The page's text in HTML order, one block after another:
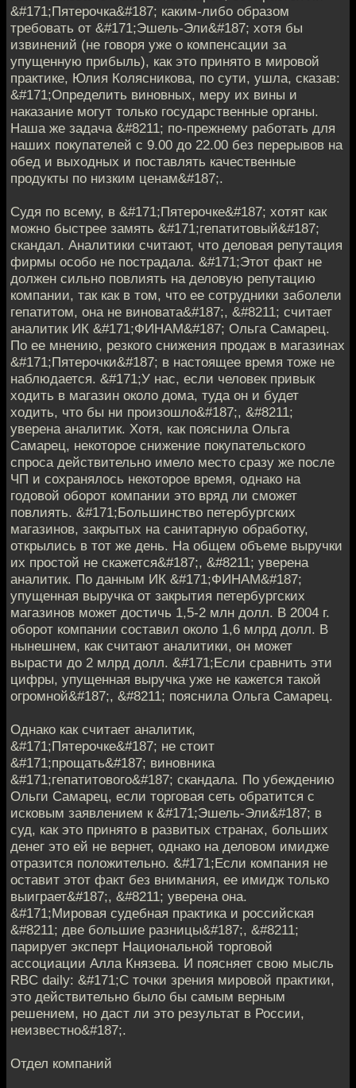
&#171;Пятерочка&#187; каким-либо образом
требовать от &#171;Эшель-Эли&#187; хотя бы
извинений (не говоря уже о компенсации за
упущенную прибыль), как это принято в мировой
практике, Юлия Колясникова, по сути, ушла, сказав:
&#171;Определить виновных, меру их вины и
наказание могут только государственные органы.
Наша же задача &#8211; по-прежнему работать для
наших покупателей с 9.00 до 22.00 без перерывов на
обед и выходных и поставлять качественные
продукты по низким ценам&#187;.
Судя по всему, в &#171;Пятерочке&#187; хотят как
можно быстрее замять &#171;гепатитовый&#187;
скандал. Аналитики считают, что деловая репутация
фирмы особо не пострадала. &#171;Этот факт не
должен сильно повлиять на деловую репутацию
компании, так как в том, что ее сотрудники заболели
гепатитом, она не виновата&#187;, &#8211; считает
аналитик ИК &#171;ФИНАМ&#187; Ольга Самарец.
По ее мнению, резкого снижения продаж в магазинах
&#171;Пятерочки&#187; в настоящее время тоже не
наблюдается. &#171;У нас, если человек привык
ходить в магазин около дома, туда он и будет
ходить, что бы ни произошло&#187;, &#8211;
уверена аналитик. Хотя, как пояснила Ольга
Самарец, некоторое снижение покупательского
спроса действительно имело место сразу же после
ЧП и сохранялось некоторое время, однако на
годовой оборот компании это вряд ли сможет
повлиять. &#171;Большинство петербургских
магазинов, закрытых на санитарную обработку,
открылись в тот же день. На общем объеме выручки
их простой не скажется&#187;, &#8211; уверена
аналитик. По данным ИК &#171;ФИНАМ&#187;
упущенная выручка от закрытия петербургских
магазинов может достичь 1,5-2 млн долл. В 2004 г.
оборот компании составил около 1,6 млрд долл. В
нынешнем, как считают аналитики, он может
вырасти до 2 млрд долл. &#171;Если сравнить эти
цифры, упущенная выручка уже не кажется такой
огромной&#187;, &#8211; пояснила Ольга Самарец.
Однако как считает аналитик,
&#171;Пятерочке&#187; не стоит
&#171;прощать&#187; виновника
&#171;гепатитового&#187; скандала. По убеждению
Ольги Самарец, если торговая сеть обратится с
исковым заявлением к &#171;Эшель-Эли&#187; в
суд, как это принято в развитых странах, больших
денег это ей не вернет, однако на деловом имидже
отразится положительно. &#171;Если компания не
оставит этот факт без внимания, ее имидж только
выиграет&#187;, &#8211; уверена она.
&#171;Мировая судебная практика и российская
&#8211; две большие разницы&#187;, &#8211;
парирует эксперт Национальной торговой
ассоциации Алла Князева. И поясняет свою мысль
RBC daily: &#171;С точки зрения мировой практики,
это действительно было бы самым верным
решением, но даст ли это результат в России,
неизвестно&#187;.
Отдел компаний